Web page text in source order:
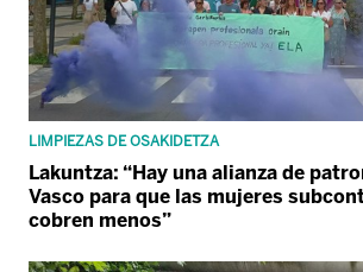
LIMPIEZAS DE OSAKIDETZA
Lakuntza: “Hay una alianza de
Vasco para que las mujeres
cobren menos”